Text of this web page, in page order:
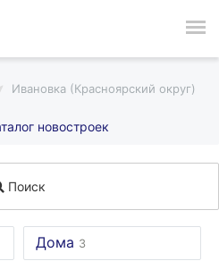
Ивановка (Красноярский округ)
новостроек
Поиск
Дома 3